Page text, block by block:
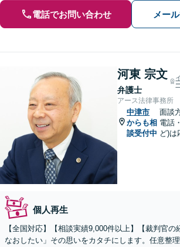
電話でお問い合わせ メー
河東 宗文
弁護士
アース法律事務所
中津市
からも相
談受付中
面談
電話
ど)は
個人再生
【全国対応】【相談実績9,000件以上】【裁判官の
なおしたい」その思いをカタチにします。任意整